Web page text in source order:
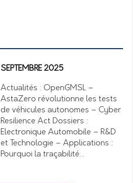
SEPTEMBRE 2025
Actualités : OpenGMSL –
AstaZero révolutionne les tests
de véhicules autonomes – Cyber
Resilience Act Dossiers :
Electronique Automobile – R&D
et Technologie – Applications :
Pourquoi la traçabilité…